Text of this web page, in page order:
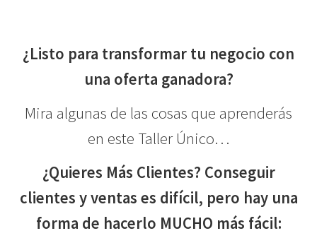
¿Listo para transformar tu negocio con
una oferta ganadora?
Mira algunas de las cosas que aprenderás
en este Taller Único…
¿Quieres Más Clientes? Conseguir
clientes y ventas es difícil, pero hay una
forma de hacerlo MUCHO más fácil: